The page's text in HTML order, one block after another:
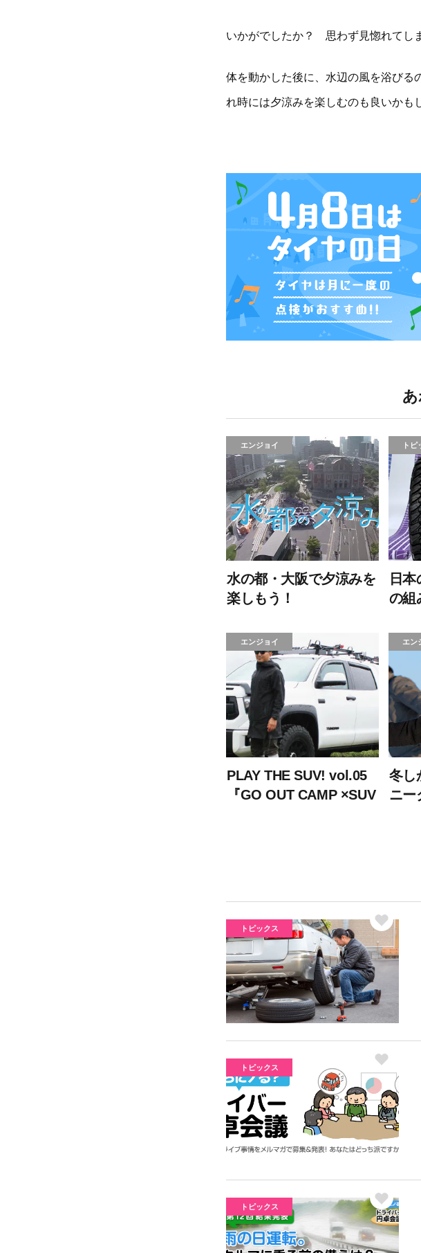
いかがでしたか？ 思わず見惚れてし
体を動かした後に、水辺の風を浴びる
れ時には夕涼みを楽しむのも良いかも
エンジョイ
水の都・大阪で夕涼みを
楽しもう！
トピ
日
の組
た！
エンジョイ
PLAY THE SUV! vol.05
『GO OUT CAMP ×SUV
エン
冬し
ニー
トピックス
トピックス
トピックス